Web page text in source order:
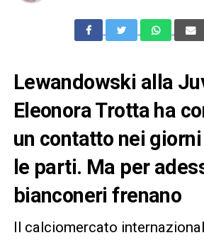
Lewandowski alla
Eleonora Trotta ha
un contatto nei
le parti. Ma per
bianconeri frenano
Il calciomercato